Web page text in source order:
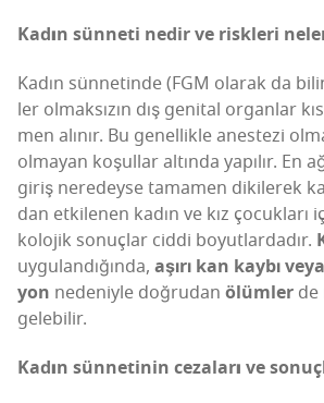
Kadın sün­ne­ti nedir ve risk­le­ri
Kadın sün­ne­tin­de (FGM ola­rak da
ler olmak­sı­zın dış geni­tal organ­lar
men alı­nır. Bu genel­lik­le anes­te­zi
olma­yan koşul­lar altın­da yapı­lır. En
giriş nere­dey­se tama­men diki­le­rek
dan etki­le­nen kadın ve kız
ko­lo­jik sonuç­lar cid­di boyut­lar­da­dır.
uygu­lan­dı­ğın­da, aşı­rı kan kay­bı
yon nede­niy­le doğ­ru­dan ölüm­ler de
gelebilir.
Kadın sün­ne­ti­nin ceza­la­rı ve